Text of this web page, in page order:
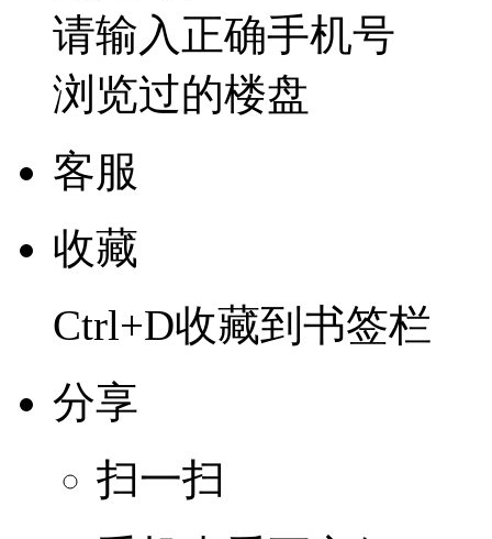
请输入正确手机号
浏览过的楼盘
客服
收藏
Ctrl+D收藏到书签栏
分享
扫一扫